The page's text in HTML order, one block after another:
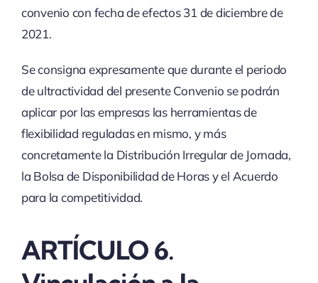
convenio con fecha de efectos 31 de diciembre de
2021.
Se consigna expresamente que durante el periodo
de ultractividad del presente Convenio se podrán
aplicar por las empresas las herramientas de
flexibilidad reguladas en mismo, y más
concretamente la Distribución Irregular de Jornada,
la Bolsa de Disponibilidad de Horas y el Acuerdo
para la competitividad.
ARTÍCULO 6.